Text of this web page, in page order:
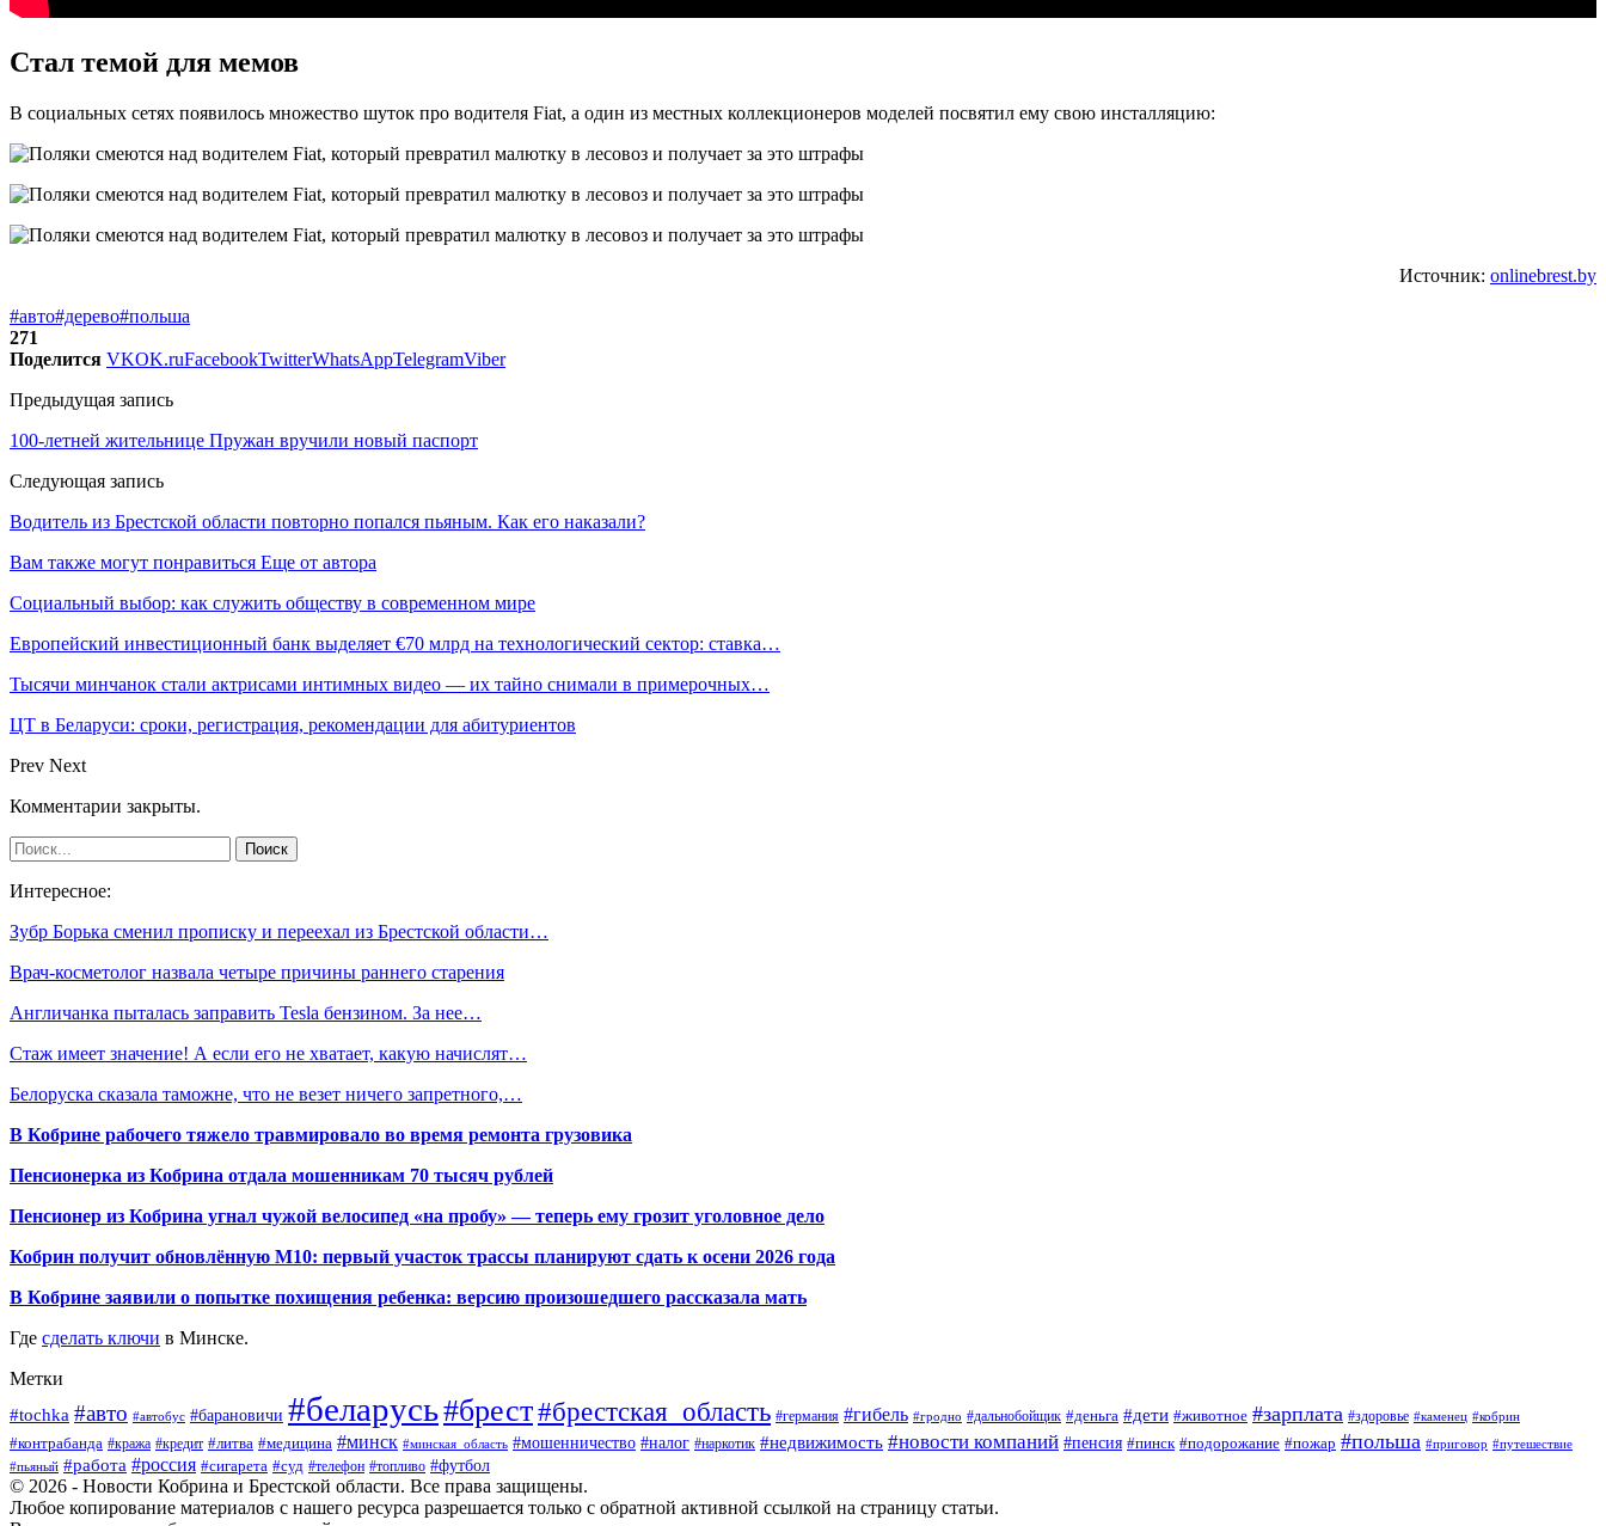
Стал темой для мемов
В социальных сетях появилось множество шуток про водителя Fiat, а один из местных коллекционеров моделей посвятил ему свою инсталляцию:
Источник: onlinebrest.by
#авто#дерево#польша
271
Поделится VKOK.ruFacebookTwitterWhatsAppTelegramViber
Предыдущая запись
100-летней жительнице Пружан вручили новый паспорт
Следующая запись
Водитель из Брестской области повторно попался пьяным. Как его наказали?
Вам также могут понравиться Еще от автора
Социальный выбор: как служить обществу в современном мире
Европейский инвестиционный банк выделяет €70 млрд на технологический сектор: ставка…
Тысячи минчанок стали актрисами интимных видео — их тайно снимали в примерочных…
ЦТ в Беларуси: сроки, регистрация, рекомендации для абитуриентов
Prev Next
Комментарии закрыты.
Интересное:
Зубр Борька сменил прописку и переехал из Брестской области…
Врач-косметолог назвала четыре причины раннего старения
Англичанка пыталась заправить Tesla бензином. За нее…
Стаж имеет значение! А если его не хватает, какую начислят…
Белоруска сказала таможне, что не везет ничего запретного,…
В Кобрине рабочего тяжело травмировало во время ремонта грузовика
Пенсионерка из Кобрина отдала мошенникам 70 тысяч рублей
Пенсионер из Кобрина угнал чужой велосипед «на пробу» — теперь ему грозит уголовное дело
Кобрин получит обновлённую М10: первый участок трассы планируют сдать к осени 2026 года
В Кобрине заявили о попытке похищения ребенка: версию произошедшего рассказала мать
Где сделать ключи в Минске.
Метки
#tochka #авто #автобус #барановичи #беларусь#брест#брестская_область #германия #гибель #гродно #дальнобойщик #деньга #дети #животное #зарплата #здоровье #каменец #кобрин
#контрабанда #кража #кредит #литва #медицина #минск #минская_область #мошенничество #налог #наркотик #недвижимость #новости компаний #пенсия #пинск #подорожание #пожар #польша #приговор #путешествие
#пьяный #работа #россия #сигарета #суд #телефон #топливо #футбол
© 2026 - Новости Кобрина и Брестской области. Все права защищены.
Любое копирование материалов с нашего ресурса разрешается только с обратной активной ссылкой на страницу статьи.